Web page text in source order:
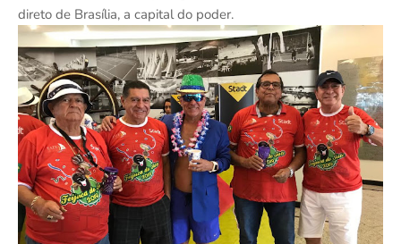
direto de Brasília, a capital do poder.